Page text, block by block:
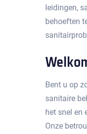
leidingen,
behoeften
Bent u op
sanitaire
het snel en
Onze